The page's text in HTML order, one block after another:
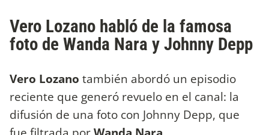
Vero Lozano habló de la famosa
foto de Wanda Nara y Johnny Depp
Vero Lozano también abordó un episodio
reciente que generó revuelo en el canal: la
difusión de una foto con Johnny Depp, que